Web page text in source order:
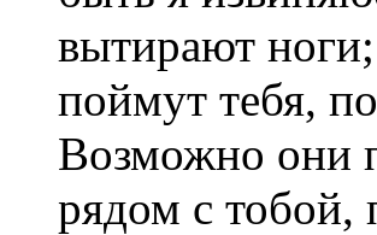
вытирают
поймут тебя,
Возможно они
рядом с тобой,